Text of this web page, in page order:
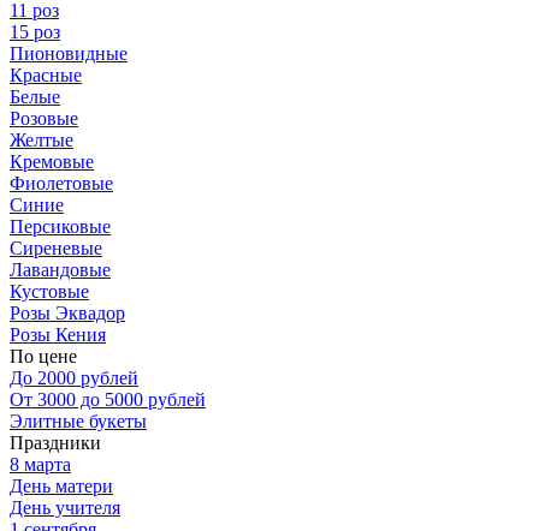
11 роз
15 роз
Пионовидные
Красные
Белые
Розовые
Желтые
Кремовые
Фиолетовые
Синие
Персиковые
Сиреневые
Лавандовые
Кустовые
Розы Эквадор
Розы Кения
По цене
До 2000 рублей
От 3000 до 5000 рублей
Элитные букеты
Праздники
8 марта
День матери
День учителя